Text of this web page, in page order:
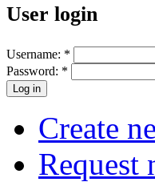
User login
Username: *
Password: *
Create
Request